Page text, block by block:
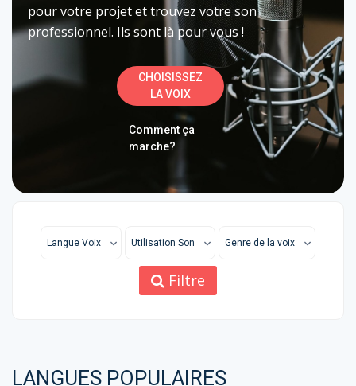
pour votre projet et trouvez votre son
professionnel. Ils sont là pour vous !
CHOISISSEZ
LA VOIX
Comment ça
marche?
Langue Voix Utilisation Son Genre de la voix
Filtre
LANGUES POPULAIRES